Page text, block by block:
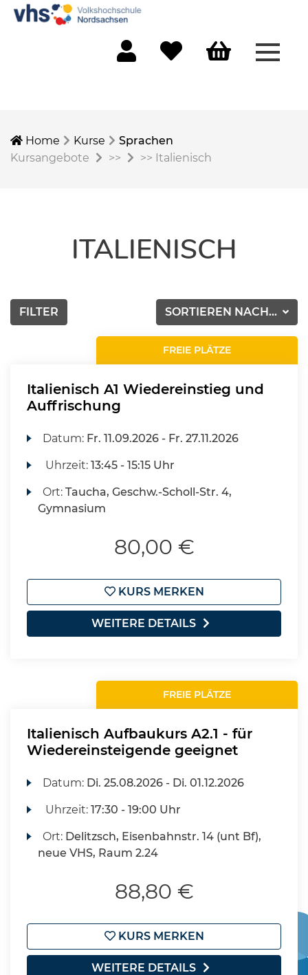
Home Kurse
Sprachen
Kursangebote
>> >> Italienisch
ITALIENISCH
SORTIEREN NACH...
FILTER
FREIE PLÄTZE
Italienisch A1 Wiedereinstieg und
Auffrischung
Datum: Fr. 11.09.2026 - Fr. 27.11.2026
Uhrzeit:13:45 - 15:15 Uhr
Ort:Taucha, Geschw.-Scholl-Str. 4,
Gymnasium
80,00 €
KURS MERKEN
WEITERE DETAILS
FREIE PLÄTZE
Italienisch Aufbaukurs A2.1 - für
Wiedereinsteigende geeignet
Datum: Di. 25.08.2026 - Di. 01.12.2026
Uhrzeit:17:30 - 19:00 Uhr
Ort: Delitzsch, Eisenbahnstr. 14 (unt Bf),
neue VHS, Raum 2.24
88,80 €
KURS MERKEN
WEITERE DETAILS